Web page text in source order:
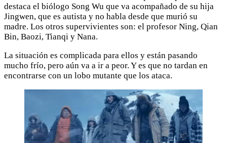
destaca el biólogo Song Wu que va acompañado de su hija
Jingwen, que es autista y no habla desde que murió su
madre. Los otros supervivientes son: el profesor Ning, Qian
Bin, Baozi, Tianqi y Nana.
La situación es complicada para ellos y están pasando
mucho frío, pero aún va a ir a peor. Y es que no tardan en
encontrarse con un lobo mutante que los ataca.